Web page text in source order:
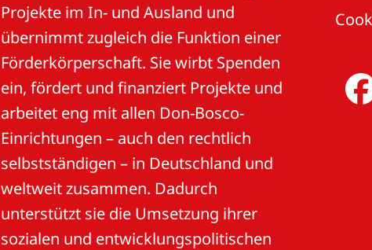
Projekte im In- und Ausland und
übernimmt zugleich die Funktion einer
Förderkörperschaft. Sie wirbt Spenden
ein, fördert und finanziert Projekte und
arbeitet eng mit allen Don-Bosco-
Einrichtungen – auch den rechtlich
selbstständigen – in Deutschland und
weltweit zusammen. Dadurch
unterstützt sie die Umsetzung ihrer
sozialen und entwicklungspolitischen